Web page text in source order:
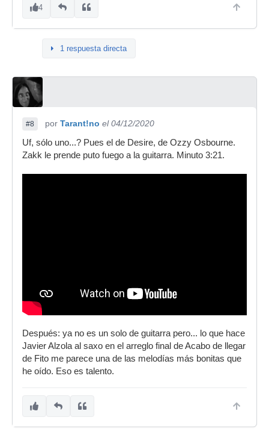
4
1 respuesta directa
#8 por Tarant!no el 04/12/2020
Uf, sólo uno...? Pues el de Desire, de Ozzy Osbourne.
Zakk le prende puto fuego a la guitarra. Minuto 3:21.
Después: ya no es un solo de guitarra pero... lo que hace
Javier Alzola al saxo en el arreglo final de Acabo de llegar
de Fito me parece una de las melodías más bonitas que
he oído. Eso es talento.